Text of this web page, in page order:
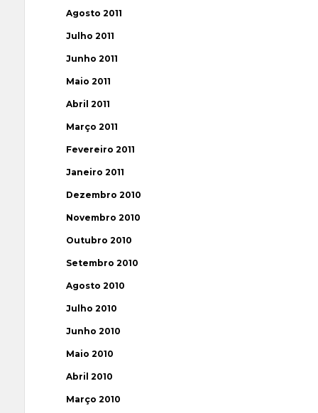
Agosto 2011
Julho 2011
Junho 2011
Maio 2011
Abril 2011
Março 2011
Fevereiro 2011
Janeiro 2011
Dezembro 2010
Novembro 2010
Outubro 2010
Setembro 2010
Agosto 2010
Julho 2010
Junho 2010
Maio 2010
Abril 2010
Março 2010